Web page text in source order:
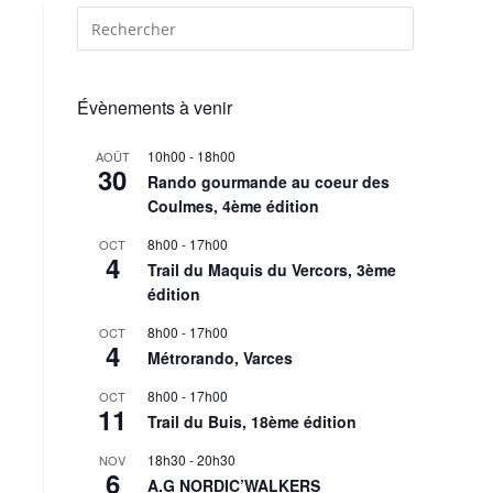
Évènements à venir
AOÛT
30
10h00 - 18h00
Rando gourmande au coeur des
Coulmes, 4ème édition
OCT
4
8h00 - 17h00
Trail du Maquis du Vercors, 3ème
édition
OCT
4
8h00 - 17h00
Métrorando, Varces
OCT
11
8h00 - 17h00
Trail du Buis, 18ème édition
NOV
6
18h30 -20h30
A.G NORDIC’WALKERS